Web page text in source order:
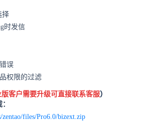
择
时发信
误
权限的过滤
版客户需要升级可直接联系客服）
zentao/files/Pro6.0/bizext.zip